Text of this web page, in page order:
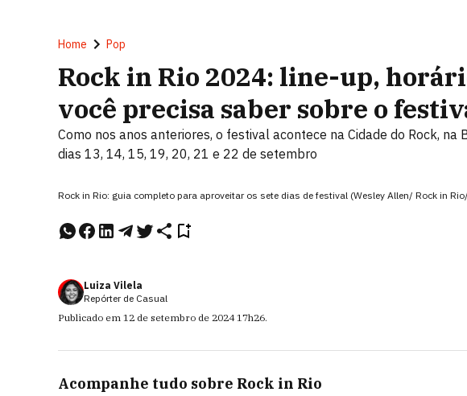
Home Pop
Rock in Rio 2024: line-up,
você precisa saber sobre o
Como nos anos anteriores, o festival acontece na Cidade do Rock, na
dias 13, 14, 15, 19, 20, 21 e 22 de setembro
Rock in Rio: guia completo para aproveitar os sete dias de festival (Wesley Allen/ Rock in
Luiza Vilela
Repórter de Casual
Publicado em 12 de setembro de 2024 17h26.
Acompanhe tudo sobre Rock in Rio